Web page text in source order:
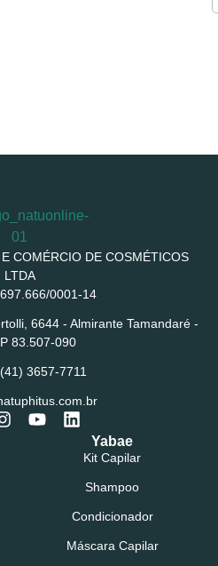
COMÉRCIO DE COSMÉTICOS
LTDA
0001-14
6644 - Almirante Tamandaré -
83.507-090
3657-7711
Yabae
Kit Capilar
Shampoo
Condicionador
Máscara Capilar